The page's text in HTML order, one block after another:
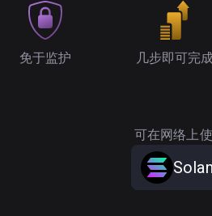
免于监护 几步即可完
可在网络上